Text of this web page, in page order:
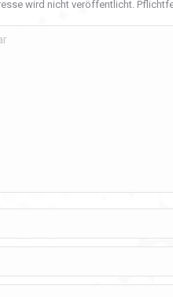
wird nicht veröffentlicht.